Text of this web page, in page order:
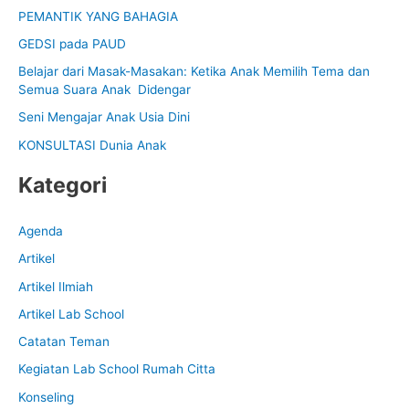
c
h
f
o
r
:
PEMANTIK YANG BAHAGIA
GEDSI pada PAUD
Belajar dari Masak-Masakan: Ketika Anak Memilih Tema dan
Semua Suara Anak Didengar
Seni Mengajar Anak Usia Dini
KONSULTASI Dunia Anak
Kategori
Agenda
Artikel
Artikel Ilmiah
Artikel Lab School
Catatan Teman
Kegiatan Lab School Rumah Citta
Konseling